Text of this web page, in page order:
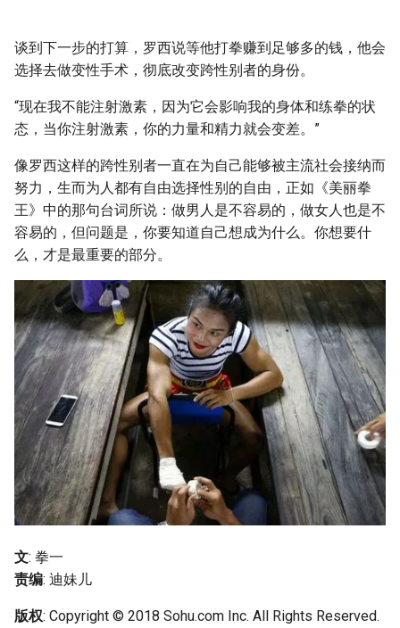
谈到下一步的打算，罗西说等他打拳赚到足够多的钱，他会
选择去做变性手术，彻底改变跨性别者的身份。
“现在我不能注射激素，因为它会影响我的身体和练拳的状
态，当你注射激素，你的力量和精力就会变差。”
像罗西这样的跨性别者一直在为自己能够被主流社会接纳而
努力，生而为人都有自由选择性别的自由，正如《美丽拳
王》中的那句台词所说：做男人是不容易的，做女人也是不
容易的，但问题是，你要知道自己想成为什么。你想要什
么，才是最重要的部分。
文: 拳一
责编: 迪妹儿
版权: Copyright © 2018 Sohu.com Inc. All Rights Reserved.